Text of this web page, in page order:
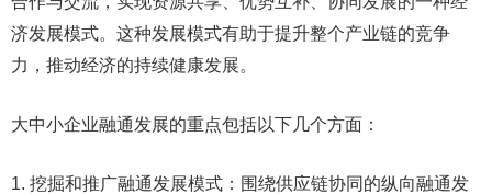
济发展模式。这种发展模式有助于提升整个产业链的竞争
力，推动经济的持续健康发展。
大中小企业融通发展的重点包括以下几个方面：
1. 挖掘和推广融通发展模式：围绕供应链协同的纵向融通发